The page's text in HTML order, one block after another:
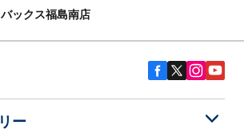
ックス福島南店
ー